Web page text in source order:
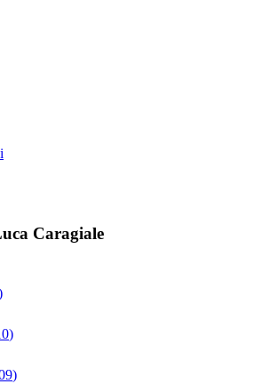
Caragiale
)
)